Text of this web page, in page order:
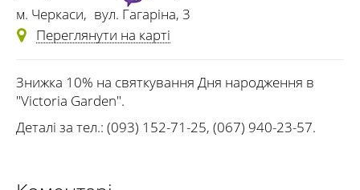
м. Черкаси, вул. Гагаріна, 3
Переглянути на карті
Знижка 10% на святкування Дня народження в
"Victoria Garden".
Деталі за тел.: (093) 152-71-25, (067) 940-23-57.